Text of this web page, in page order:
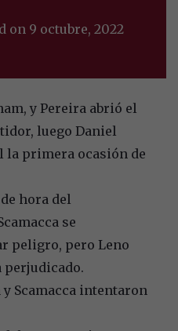
on 9 octubre, 2022
y Pereira abrió el
luego Daniel
la primera ocasión de
hora del
se
peligro, pero Leno
perjudicado.
y Scamacca intentaron